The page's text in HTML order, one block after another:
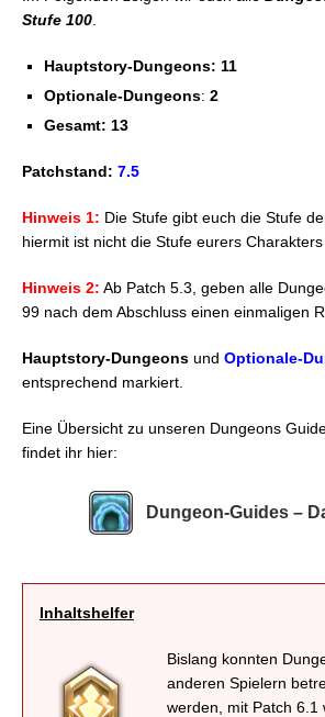
FFXIV – Dungeons (Stufe 91 – 100)
Stufe 100
Hauptstory-Dungeons: 11
Optionale-Dungeons: 2
Gesamt: 13
Patchstand: 7.5
Hinweis 1: Die Stufe gibt euch die Stufe
hiermit ist nicht die Stufe eurers Charakters
Hinweis 2: Ab Patch 5.3, geben alle
99 nach dem Abschluss einen einmaligen
Hauptstory-Dungeons und Optionale-
entsprechend markiert.
Eine Übersicht zu unseren Dungeons
findet ihr hier:
Dungeon-Guides –
Inhaltshelfer
Bislang konnten
anderen Spielern
werden, mit Patch 6.1